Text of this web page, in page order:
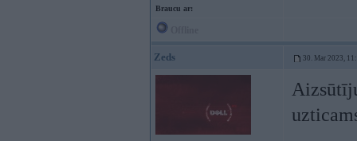
Braucu ar:
Zeds 30. Mar 2023,